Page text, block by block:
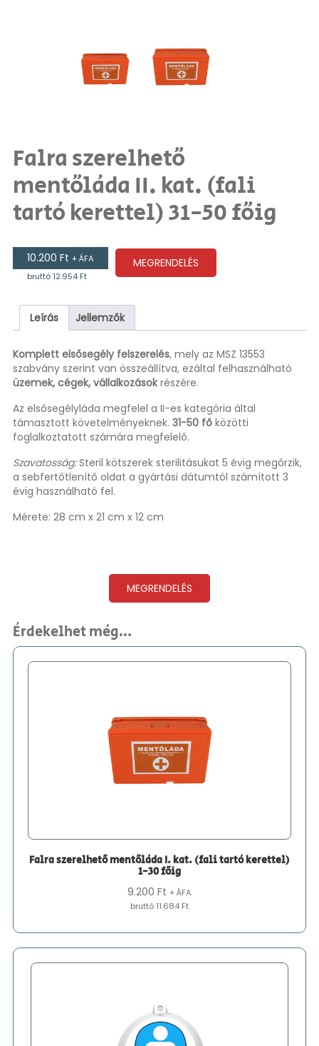
Falra szerelhető
mentőláda II. kat. (fali
tartó kerettel) 31-50 főig
10.200 Ft + ÁFA
bruttó 12.954 Ft
MEGRENDELÉS
Leírás Jellemzők
Komplett elsősegély felszerelés, mely az MSZ 13553
szabvány szerint van összeállítva, ezáltal felhasználható
üzemek, cégek, vállalkozásokrészére.
Az elsősegélyláda megfelel a II-es kategória által
támasztott követelményeknek. 31-50 főközötti
foglalkoztatott számára megfelelő.
Szavatosság:Steril kötszerek sterilitásukat 5 évig megőrzik,
a sebfertőtlenítő oldat a gyártási dátumtól számított 3
évig használható fel.
Mérete: 28 cm x 21 cm x 12 cm
MEGRENDELÉS
Érdekelhet még…
Falra szerelhető mentőláda I. kat. (fali tartó kerettel)
1-30 főig
9.200 Ft + ÁFA
bruttó 11.684 Ft